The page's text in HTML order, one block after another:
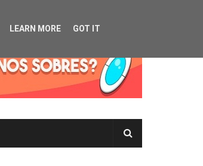
LEARN MORE GOT IT